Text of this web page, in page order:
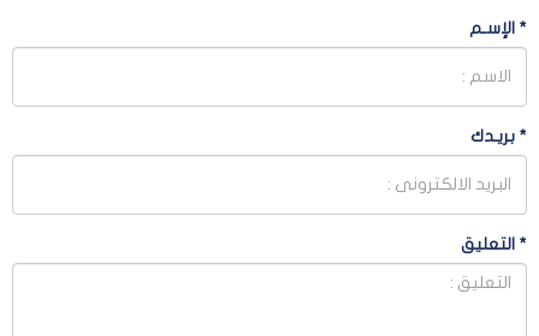
* الإسـم
* بريـدك
* التعليق